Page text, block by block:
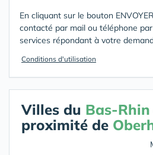
En cliquant sur le bouton
contacté par mail ou téléphone
services répondant à votre
Conditions d'utilisation
Villes du Bas-Rhin
proximité de